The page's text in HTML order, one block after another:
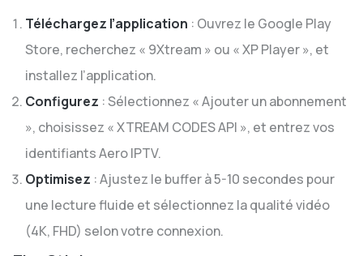
Téléchargez l’application : Ouvrez le Google Play
Store, recherchez « 9Xtream » ou « XP Player », et
installez l’application.
Configurez : Sélectionnez « Ajouter un abonnement
», choisissez « XTREAM CODES API », et entrez vos
identifiants Aero IPTV.
Optimisez : Ajustez le buffer à 5-10 secondes pour
une lecture fluide et sélectionnez la qualité vidéo
(4K, FHD) selon votre connexion.